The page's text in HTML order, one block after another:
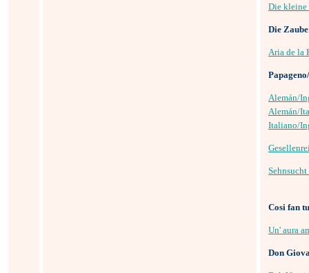
Die kleine
Die
Aria de la
Alemán/
Alemán/
Italiano/
Cosi fan
Un' aura
Don